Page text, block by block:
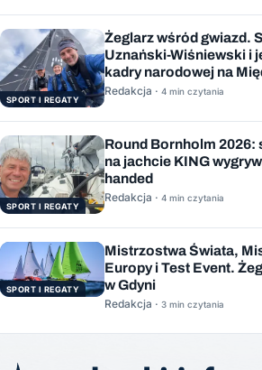
SPORT I REGATY
Żeglarz wśród gwiazd.
Uznański-Wiśniewski i
kadry narodowej na
Stację Kosmiczną
Redakcja · 4 min czytania
SPORT I REGATY
Round Bornholm 2026:
na jachcie KING
handed
Redakcja · 4 min czytania
SPORT I REGATY
Mistrzostwa Świata,
Europy i Test Event.
w Gdyni
Redakcja · 3 min czytania